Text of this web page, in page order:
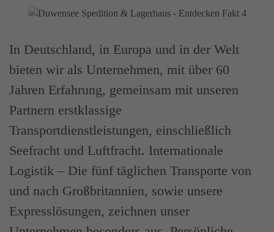
In Deutschland, in Europa und in der Welt
bieten wir als Unternehmen, mit über 60
Jahren Erfahrung, gemeinsam mit unseren
Partnern erstklassige
Transportdienstleistungen, einschließlich
Seefracht und Luftfracht. Internationale
Logistik – Die fünf täglichen Transporte von
und nach Großbritannien, sowie unsere
Expresslösungen, zeichnen unser